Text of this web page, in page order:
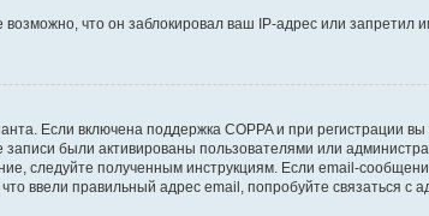
что он заблокировал ваш IP-адрес или запретил
Если включена поддержка COPPA и при регистрации вы
были активированы пользователями или
следуйте полученным инструкциям. Если email-
ввели правильный адрес email, попробуйте связаться с